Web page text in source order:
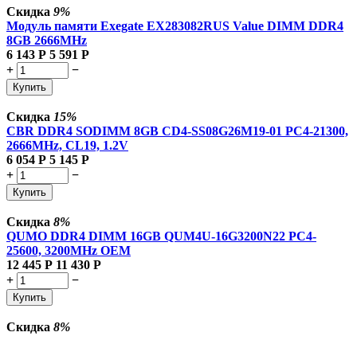
Скидка 9%
Модуль памяти Exegate EX283082RUS Value DIMM DDR4
8GB 2666MHz
6 143 Р 5 591 Р
+
−
Купить
Скидка 15%
CBR DDR4 SODIMM 8GB CD4-SS08G26M19-01 PC4-21300,
2666MHz, CL19, 1.2V
6 054 Р 5 145 Р
+
−
Купить
Скидка 8%
QUMO DDR4 DIMM 16GB QUM4U-16G3200N22 PC4-
25600, 3200MHz OEM
12 445 Р 11 430 Р
+
−
Купить
Скидка 8%